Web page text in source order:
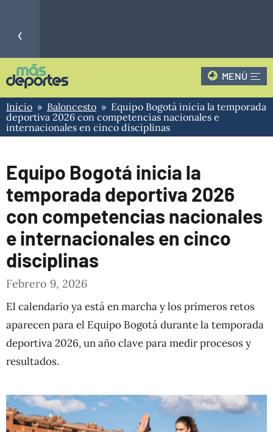
CLAUSURA - 4
ROS -
ALD - PRIMERA A
CLAUSURA - 3
ONC 0
AME 1
‹
MENÚ
Inicio » Baloncesto » Equipo Bogotá inicia la temporada
deportiva 2026 con competencias nacionales e
internacionales en cinco disciplinas
Equipo Bogotá inicia la
temporada deportiva 2026
con competencias nacionales
e internacionales en cinco
disciplinas
Febrero 9, 2026
El calendario ya está en marcha y los primeros retos
aparecen para el Equipo Bogotá durante la temporada
deportiva 2026, un año clave para medir procesos y
resultados.